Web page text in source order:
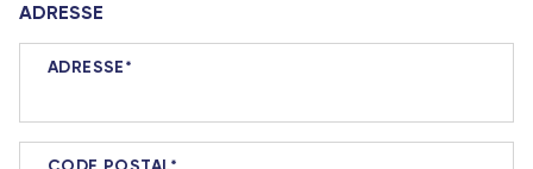
ADRESSE
ADRESSE